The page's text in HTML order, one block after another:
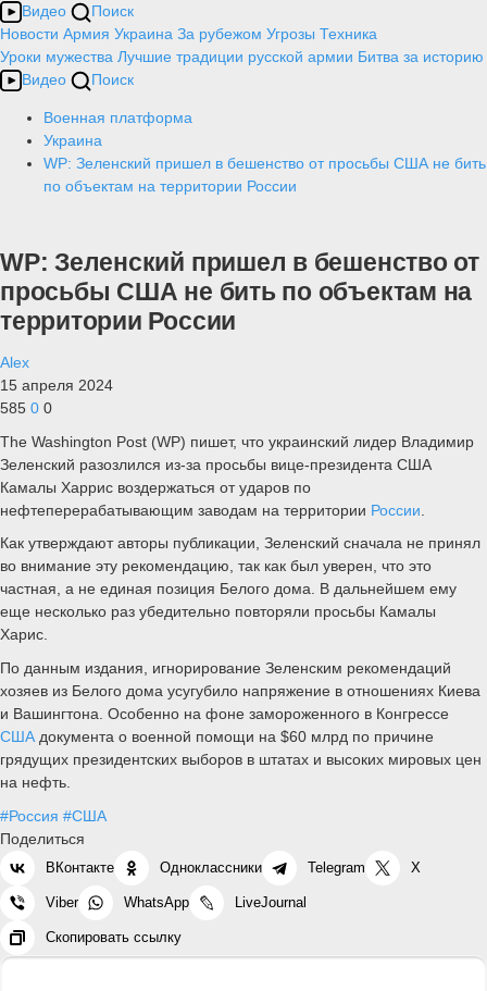
Видео
Поиск
Новости Армия Украина За рубежом Угрозы Техника
Уроки мужества Лучшие традиции русской армии Битва за историю
Видео
Поиск
Военная платформа
Украина
WP: Зеленский пришел в бешенство от просьбы США не бить
по объектам на территории России
WP: Зеленский пришел в бешенство от
просьбы США не бить по объектам на
территории России
Alex
15 апреля 2024
585 0 0
The Washington Post (WP) пишет, что украинский лидер Владимир
Зеленский разозлился из-за просьбы вице-президента США
Камалы Харрис воздержаться от ударов по
нефтеперерабатывающим заводам на территории России
Как утверждают авторы публикации, Зеленский сначала не принял
во внимание эту рекомендацию, так как был уверен, что это
частная, а не единая позиция Белого дома. В дальнейшем ему
еще несколько раз убедительно повторяли просьбы Камалы
Харис.
По данным издания, игнорирование Зеленским рекомендаций
хозяев из Белого дома усугубило напряжение в отношениях Киева
и Вашингтона. Особенно на фоне замороженного в Конгрессе
США документа о военной помощи на $60 млрд по причине
грядущих президентских выборов в штатах и высоких мировых цен
на нефть.
#Россия #США
Поделиться
ВКонтакте Одноклассники Telegram X
Viber WhatsApp LiveJournal
Скопировать ссылку